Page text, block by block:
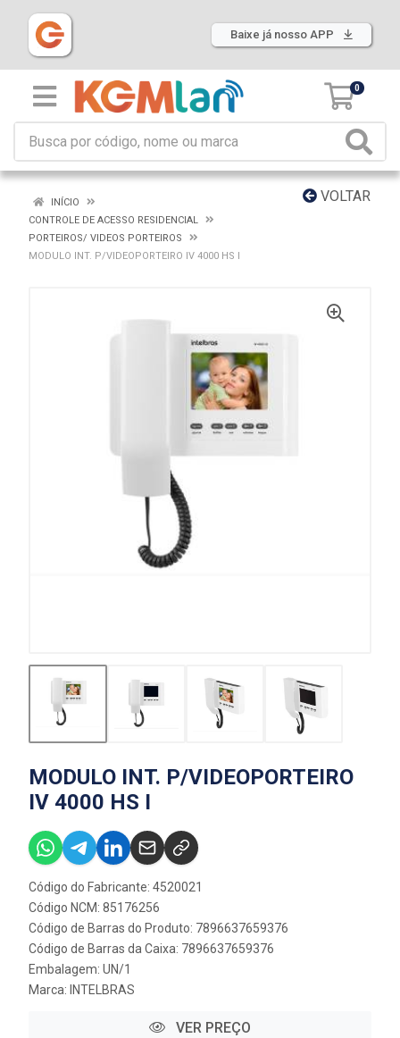
Baixe já nosso APP
0
VOLTAR
INÍCIO
CONTROLE DE ACESSO RESIDENCIAL
PORTEIROS/ VIDEOS PORTEIROS
MODULO INT. P/VIDEOPORTEIRO IV 4000 HS I
MODULO INT. P/VIDEOPORTEIRO
IV 4000 HS I
Código do Fabricante: 4520021
Código NCM: 85176256
Código de Barras do Produto: 7896637659376
Código de Barras da Caixa: 7896637659376
Embalagem: UN/1
Marca: INTELBRAS
VER PREÇO